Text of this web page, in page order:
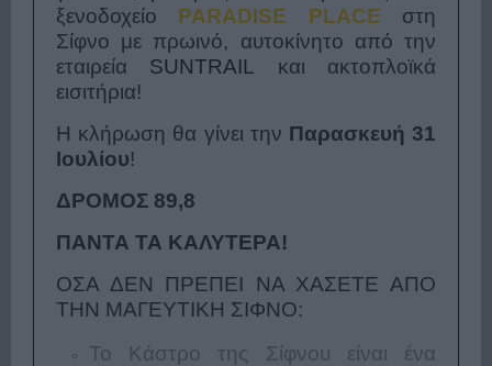
ξενοδοχείο PARADISE PLACE
στη
Σίφνο με πρωινό, αυτοκίνητο από την
εταιρεία SUNTRAIL και ακτοπλοϊκά
εισιτήρια!
Η κλήρωση θα γίνει την Παρασκευή 31
Ιουλίου!
ΔΡΟΜΟΣ 89,8
ΠΑΝΤΑ ΤΑ ΚΑΛΥΤΕΡΑ!
ΟΣΑ ΔΕΝ ΠΡΕΠΕΙ ΝΑ ΧΑΣΕΤΕ ΑΠΟ
ΤΗΝ ΜΑΓΕΥΤΙΚΗ ΣΙΦΝΟ:
Το Κάστρο της Σίφνου είναι ένα